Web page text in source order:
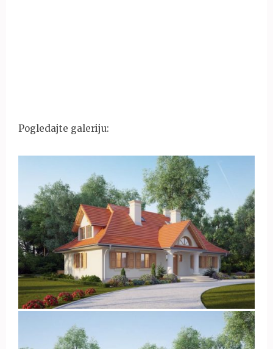
Pogledajte galeriju: